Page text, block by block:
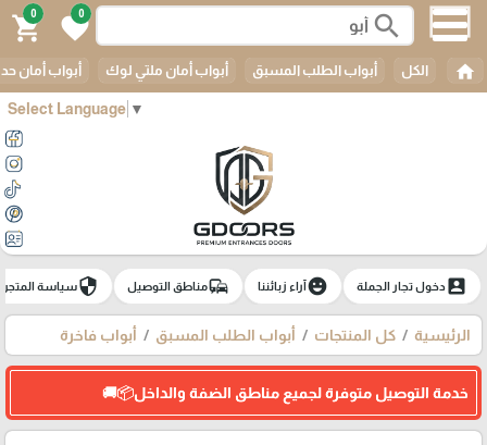
Select Language ▼
search
0
favorite
0
shopping_cart
home الكل أبواب الطلب المسبق أبواب أمان ملتي لوك أبواب أمان
account_boxدخول تجار الجملة emoji_emotionsآراء زبائننا commuteمناطق التوصيل securityسياسة المتجر
الرئيسية كل المنتجات أبواب الطلب المسبق أبواب فاخرة
خدمة التوصيل متوفرة لجميع مناطق الضفة والداخل📦🚚